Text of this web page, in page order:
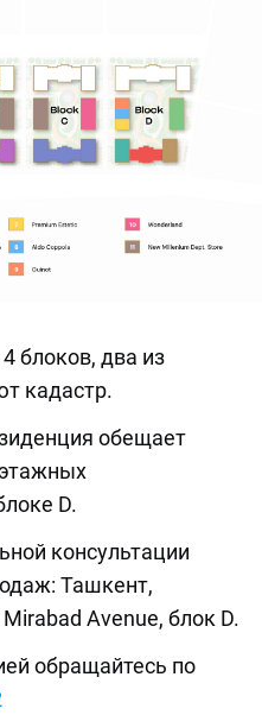
блоков, два из
кадастр.
обещает
D.
консультации
Ташкент,
Avenue, блок D.
обращайтесь по